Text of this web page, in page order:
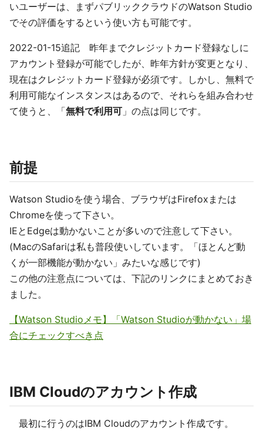
いユーザーは、まずパブリッククラウドのWatson Studio
でその評価をするという使い方も可能です。
2022-01-15追記 昨年までクレジットカード登録なしに
アカウント登録が可能でしたが、昨年方針が変更となり、
現在はクレジットカード登録が必須です。しかし、無料で
利用可能なインスタンスはあるので、それらを組み合わせ
て使うと、「無料で利用可 」の点は同じです。
前提
Watson Studioを使う場合、ブラウザはFirefoxまたは
Chromeを使って下さい。
IEとEdgeは動かないことが多いので注意して下さい。
(MacのSafariは私も普段使いしています。「ほとんど動
くが一部機能が動かない」みたいな感じです)
この他の注意点については、下記のリンクにまとめておき
ました。
【Watson Studioメモ】「Watson Studioが動かない」場
合にチェックすべき点
IBM Cloudのアカウント作成
最初に行うのはIBM Cloudのアカウント作成です。